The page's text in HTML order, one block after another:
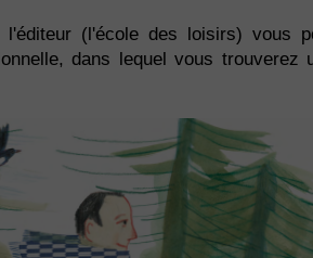
(l'école des loisirs) vous
dans lequel vous trouverez